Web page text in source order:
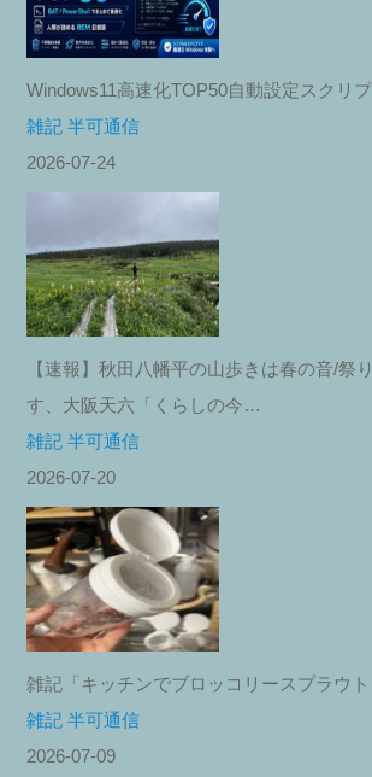
Windows11高速化TOP50自動設定スクリ
雑記 半可通信
2026-07-24
【速報】秋田八幡平の山歩きは春の音/祭
す、大阪天六「くらしの今…
雑記 半可通信
2026-07-20
雑記「キッチンでブロッコリースプラウト
雑記 半可通信
2026-07-09